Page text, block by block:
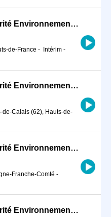
Technicien Hygiène Sécurité Environnement (HSE) (H/F)
de-France - Intérim -
Technicien Hygiène Sécurité Environnement (HSE) (H/F)
de-Calais (62), Hauts-de-
Technicien Hygiène Sécurité Environnement (HSE) (H/F)
Franche-Comté -
Technicien Hygiène Sécurité Environnement (HSE) (H/F)